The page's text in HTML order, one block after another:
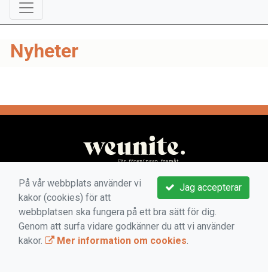
Nyheter
Jag accepterar
På vår webbplats använder vi
kakor (cookies) för att
webbplatsen ska fungera på ett bra sätt för dig.
Genom att surfa vidare godkänner du att vi använder
kakor.
Mer information om cookies.